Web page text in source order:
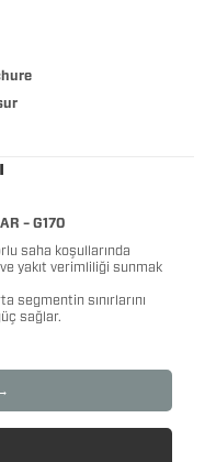
– G170
saha koşullarında
yakıt verimliliği sunmak
segmentin sınırlarını
sağlar.